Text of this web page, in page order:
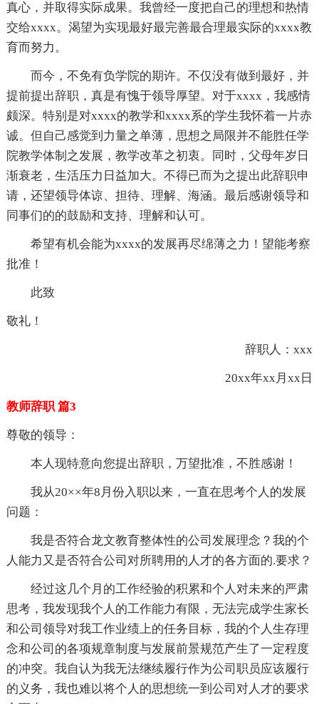
真心，并取得实际成果。我曾经一度把自己的理想和热情
交给xxxx。渴望为实现最好最完善最合理最实际的xxxx教
育而努力。
而今，不免有负学院的期许。不仅没有做到最好，并
提前提出辞职，真是有愧于领导厚望。对于xxxx，我感情
颇深。特别是对xxxx的教学和xxxx系的学生我怀着一片赤
诚。但自己感觉到力量之单薄，思想之局限并不能胜任学
院教学体制之发展，教学改革之初衷。同时，父母年岁日
渐衰老，生活压力日益加大。不得已而为之提出此辞职申
请，还望领导体谅、担待、理解、海涵。最后感谢领导和
同事们的的鼓励和支持、理解和认可。
希望有机会能为xxxx的发展再尽绵薄之力！望能考察
批准！
此致
敬礼！
辞职人：xxx
20xx年xx月xx日
教师辞职 篇3
尊敬的领导：
本人现特意向您提出辞职，万望批准，不胜感谢！
我从20××年8月份入职以来，一直在思考个人的发展
问题：
我是否符合龙文教育整体性的公司发展理念？我的个
人能力又是否符合公司对所聘用的人才的各方面的.要求？
经过这几个月的工作经验的积累和个人对未来的严肃
思考，我发现我个人的工作能力有限，无法完成学生家长
和公司领导对我工作业绩上的任务目标，我的个人生存理
念和公司的各项规章制度与发展前景规范产生了一定程度
的冲突。我自认为我无法继续履行作为公司职员应该履行
的义务，我也难以将个人的思想统一到公司对人才的要求